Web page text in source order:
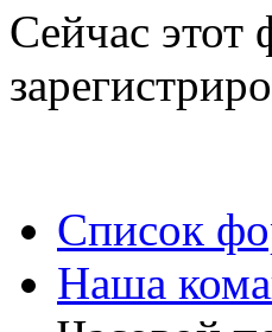
Сейчас этот
Список
Наша